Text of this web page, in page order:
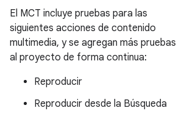
El MCT incluye pruebas para las
siguientes acciones de contenido
multimedia, y se agregan más pruebas
al proyecto de forma continua:
Reproducir
Reproducir desde la Búsqueda